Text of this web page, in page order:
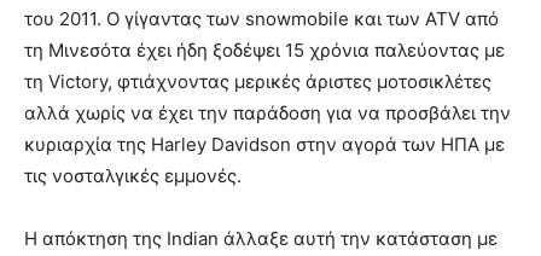
του 2011. Ο γίγαντας των snowmobile και των ATV από
τη Μινεσότα έχει ήδη ξοδέψει 15 χρόνια παλεύοντας με
τη Victory, φτιάχνοντας μερικές άριστες μοτοσικλέτες
αλλά χωρίς να έχει την παράδοση για να προσβάλει την
κυριαρχία της Harley Davidson στην αγορά των ΗΠΑ με
τις νοσταλγικές εμμονές.
Η απόκτηση της Indian άλλαξε αυτή την κατάσταση με